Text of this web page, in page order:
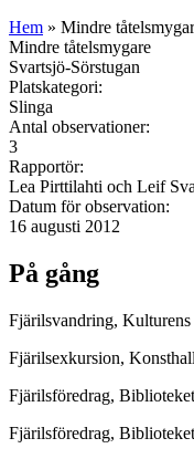
Hem » Mindre
Mindre tåtelsmygare
Svartsjö-Sörstugan
Platskategori:
Slinga
Antal observationer:
3
Rapportör:
Lea Pirttilahti och Leif
Datum för observation:
16 augusti 2012
På gång
Fjärilsvandring,
Fjärilsexkursion,
Fjärilsföredrag,
Fjärilsföredrag,